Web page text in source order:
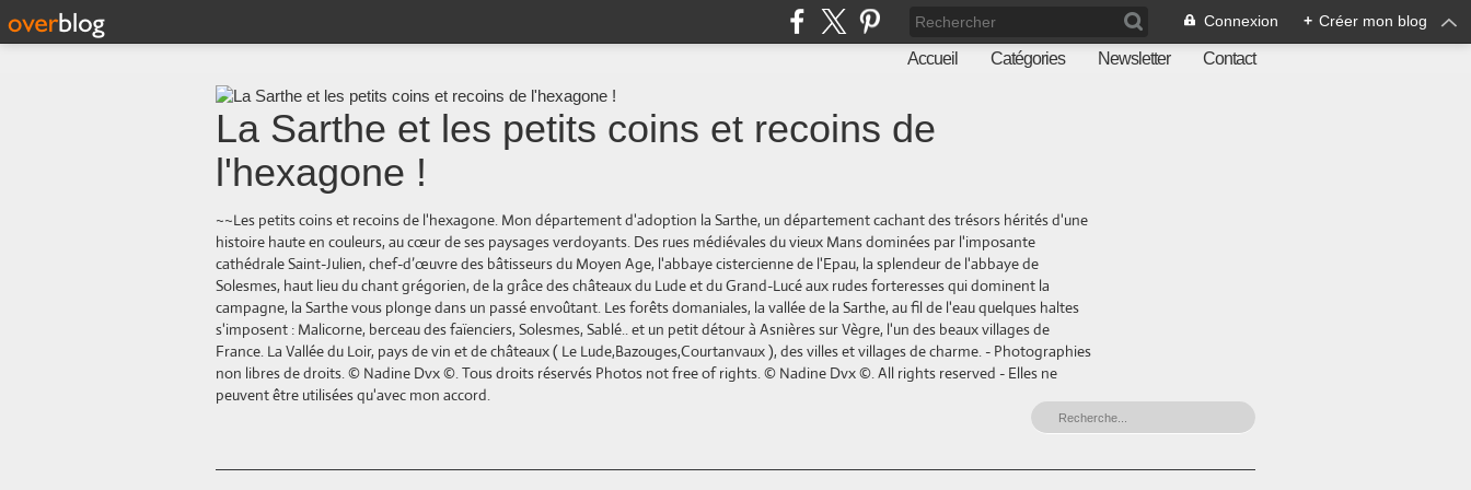
Connexion + Créer mon blog
Accueil Catégories Newsletter Contact
La Sarthe et les petits coins et recoins de
l'hexagone !
~~Les petits coins et recoins de l'hexagone. Mon département d'adoption la Sarthe, un département cachant des trésors hérités d'une
histoire haute en couleurs, au cœur de ses paysages verdoyants. Des rues médiévales du vieux Mans dominées par l'imposante
cathédrale Saint-Julien, chef-d’œuvre des bâtisseurs du Moyen Age, l'abbaye cistercienne de l'Epau, la splendeur de l'abbaye de
Solesmes, haut lieu du chant grégorien, de la grâce des châteaux du Lude et du Grand-Lucé aux rudes forteresses qui dominent la
campagne, la Sarthe vous plonge dans un passé envoûtant. Les forêts domaniales, la vallée de la Sarthe, au fil de l'eau quelques haltes
s'imposent : Malicorne, berceau des faïenciers, Solesmes, Sablé.. et un petit détour à Asnières sur Vègre, l'un des beaux villages de
France. La Vallée du Loir, pays de vin et de châteaux ( Le Lude,Bazouges,Courtanvaux ), des villes et villages de charme. - Photographies
non libres de droits. © Nadine Dvx ©. Tous droits réservés Photos not free of rights. © Nadine Dvx ©. All rights reserved - Elles ne
peuvent être utilisées qu'avec mon accord.